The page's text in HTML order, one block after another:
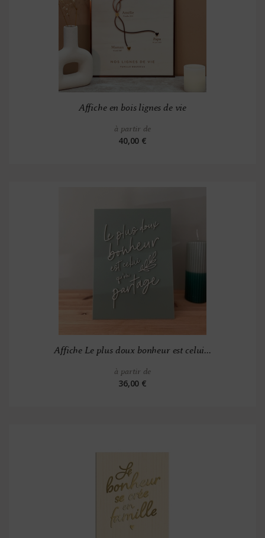
Affiche en bois lignes de vie
à partir de
40,00 €
Affiche Le plus doux bonheur est celui...
à partir de
36,00 €